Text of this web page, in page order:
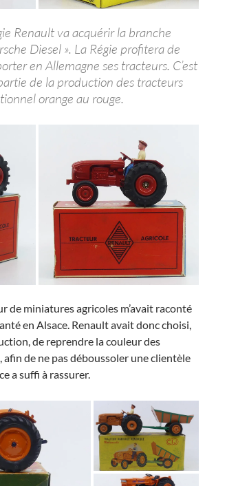
Renault va acquérir la branche
Diesel ». La Régie profitera de
en Allemagne ses tracteurs. C’est
de la production des tracteurs
orange au rouge.
de miniatures agricoles m’avait raconté
en Alsace. Renault avait donc choisi,
de reprendre la couleur des
de ne pas déboussoler une clientèle
a suffi à rassurer.